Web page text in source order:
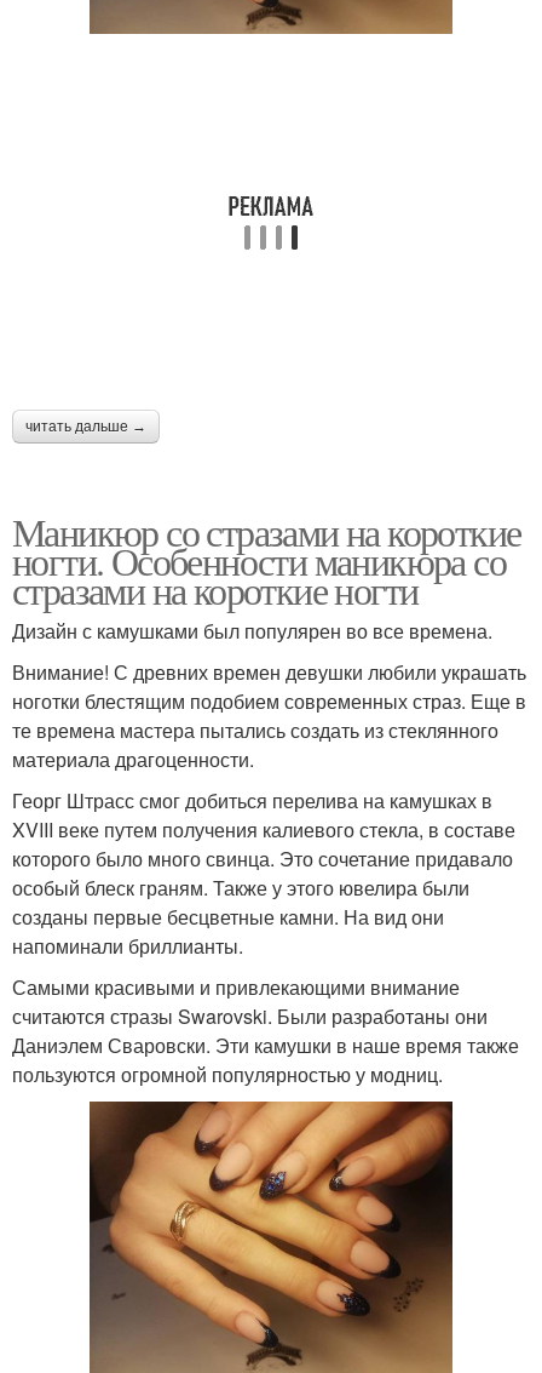
читать дальше →
Маникюр со стразами на короткие
ногти. Особенности маникюра со
стразами на короткие ногти
Дизайн с камушками был популярен во все времена.
Внимание! С древних времен девушки любили украшать
ноготки блестящим подобием современных страз. Еще в
те времена мастера пытались создать из стеклянного
материала драгоценности.
Георг Штрасс смог добиться перелива на камушках в
XVIII веке путем получения калиевого стекла, в составе
которого было много свинца. Это сочетание придавало
особый блеск граням. Также у этого ювелира были
созданы первые бесцветные камни. На вид они
напоминали бриллианты.
Самыми красивыми и привлекающими внимание
считаются стразы Swarovski. Были разработаны они
Даниэлем Сваровски. Эти камушки в наше время также
пользуются огромной популярностью у модниц.